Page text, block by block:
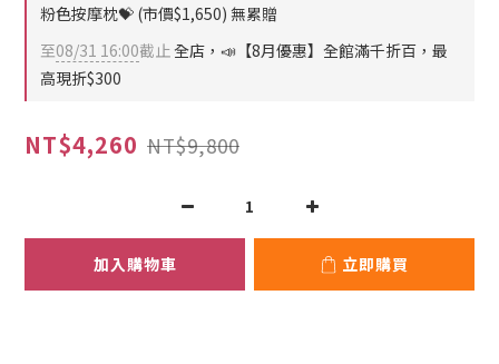
粉色按摩枕💝 (市價$1,650) 無累贈
至08/31 16:00截止全店，📣【8月優惠】全館滿千折百，最
高現折$300
NT$4,260 NT$9,800
加入購物車 立即購買